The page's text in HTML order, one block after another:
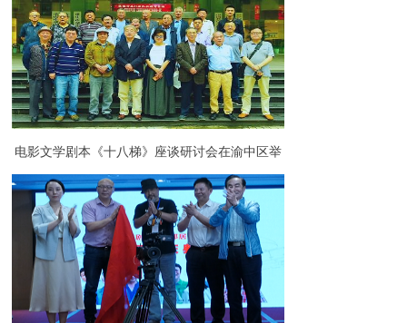
电影文学剧本《十八梯》座谈研讨会在渝中区举
行